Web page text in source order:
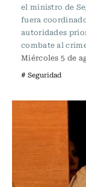
el ministro de
fuera
autoridades
combate al
Miércoles 5 de
# Seguridad